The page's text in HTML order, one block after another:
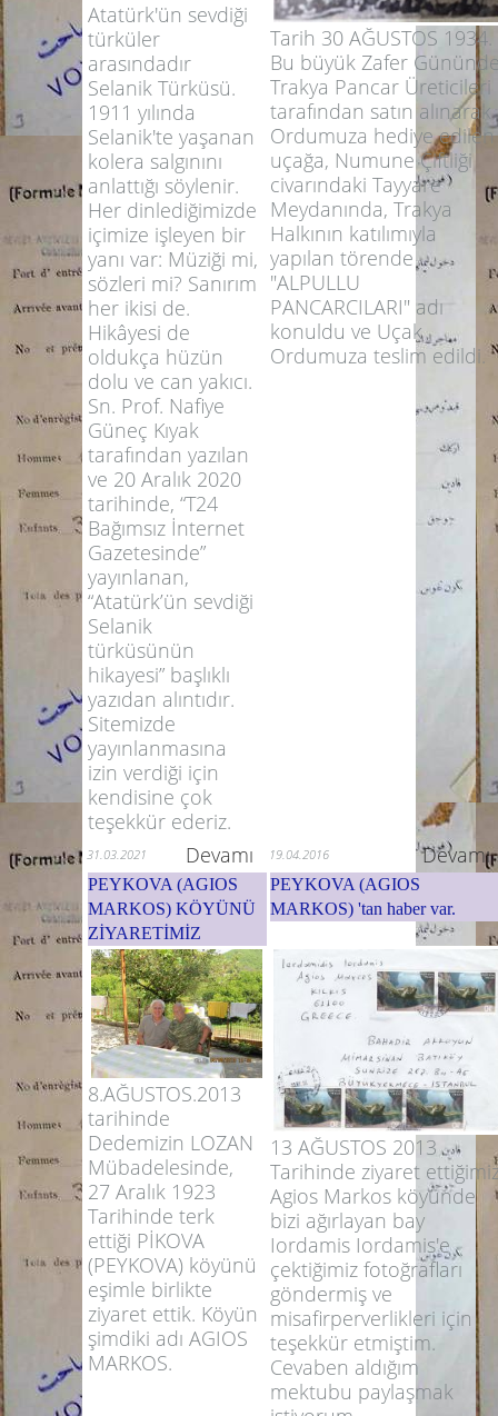
Atatürk'ün sevdiği
türküler
arasındadır
Selanik Türküsü.
1911 yılında
Selanik'te yaşanan
kolera salgınını
anlattığı söylenir.
Her dinlediğimizde
içimize işleyen bir
yanı var: Müziği mi,
sözleri mi? Sanırım
her ikisi de.
Hikâyesi de
oldukça hüzün
dolu ve can yakıcı.
Sn. Prof. Nafiye
Güneç Kıyak
tarafından yazılan
ve 20 Aralık 2020
tarihinde, “T24
Bağımsız İnternet
Gazetesinde”
yayınlanan,
“Atatürk’ün sevdiği
Selanik
türküsünün
hikayesi” başlıklı
yazıdan alıntıdır.
Sitemizde
yayınlanmasına
izin verdiği için
kendisine çok
teşekkür ederiz.
Tarih 30 AĞUSTOS 1934.
Bu büyük Zafer
Trakya Pancar Üreticileri
tarafından satın alınarak
Ordumuza hediye edilen
uçağa, Numune Çiftliği
civarındaki Tayyare
Meydanında, Trakya
Halkının katılımıyla
yapılan törende
"ALPULLU
PANCARCILARI" adı
konuldu ve Uçak
Ordumuza teslim edildi.
31.03.2021 Devamı 19.04.2016 Devamı
PEYKOVA (AGIOS
MARKOS) KÖYÜNÜ
ZİYARETİMİZ
PEYKOVA (AGIOS
MARKOS) 'tan haber var.
8.AĞUSTOS.2013
tarihinde
Dedemizin LOZAN
Mübadelesinde,
27 Aralık 1923
Tarihinde terk
ettiği PİKOVA
(PEYKOVA) köyünü
eşimle birlikte
ziyaret ettik. Köyün
şimdiki adı AGIOS
MARKOS.
13 AĞUSTOS 2013
Tarihinde ziyaret
Agios Markos köyünde
bizi ağırlayan bay
Iordamis Iordamis'e
çektiğimiz fotoğrafları
göndermiş ve
misafirperverlikleri için
teşekkür etmiştim.
Cevaben aldığım
mektubu paylaşmak